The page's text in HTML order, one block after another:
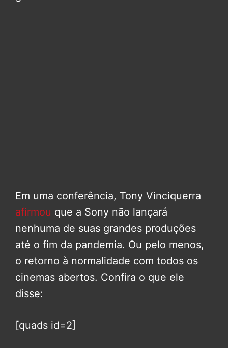
Em uma conferência, Tony Vinciquerra
afirmou que a Sony não lançará
nenhuma de suas grandes produções
até o fim da pandemia. Ou pelo menos,
o retorno à normalidade com todos os
cinemas abertos. Confira o que ele
disse:
[quads id=2]